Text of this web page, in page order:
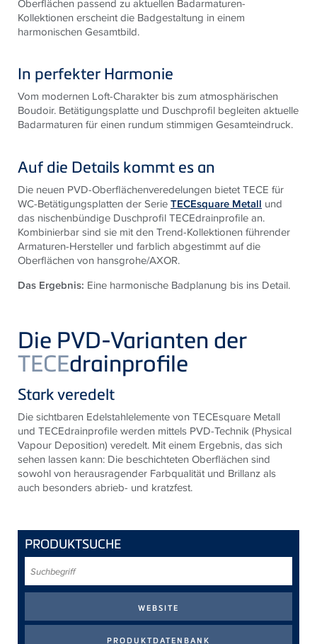
Kollektionen erscheint die Badgestaltung in einem
harmonischen Gesamtbild.
In perfekter Harmonie
Vom modernen Loft-Charakter bis zum atmosphärischen
Boudoir. Betätigungsplatte und Duschprofil begleiten aktuelle
Badarmaturen für einen rundum stimmigen Gesamteindruck.
Auf die Details kommt es an
Die neuen PVD-Oberflächenveredelungen bietet TECE für
WC-Betätigungsplatten der SerieTECEsquare Metall und
das nischenbündige Duschprofil TECEdrainprofile an.
Kombinierbar sind sie mit den Trend-Kollektionen führender
Armaturen-Hersteller und farblich abgestimmt auf die
Oberflächen von hansgrohe/AXOR.
Das Ergebnis: Eine harmonische Badplanung bis ins Detail.
Die PVD-Varianten der
TECEdrainprofile
Stark veredelt
Die sichtbaren Edelstahlelemente von TECEsquare Metall
und TECEdrainprofile werden mittels PVD-Technik (Physical
Vapour Deposition) veredelt. Mit einem Ergebnis, das sich
sehen lassen kann: Die beschichteten Oberflächen sind
sowohl von herausragender Farbqualität und Brillanz als
auch besonders abrieb- und kratzfest.
PRODUKTSUCHE